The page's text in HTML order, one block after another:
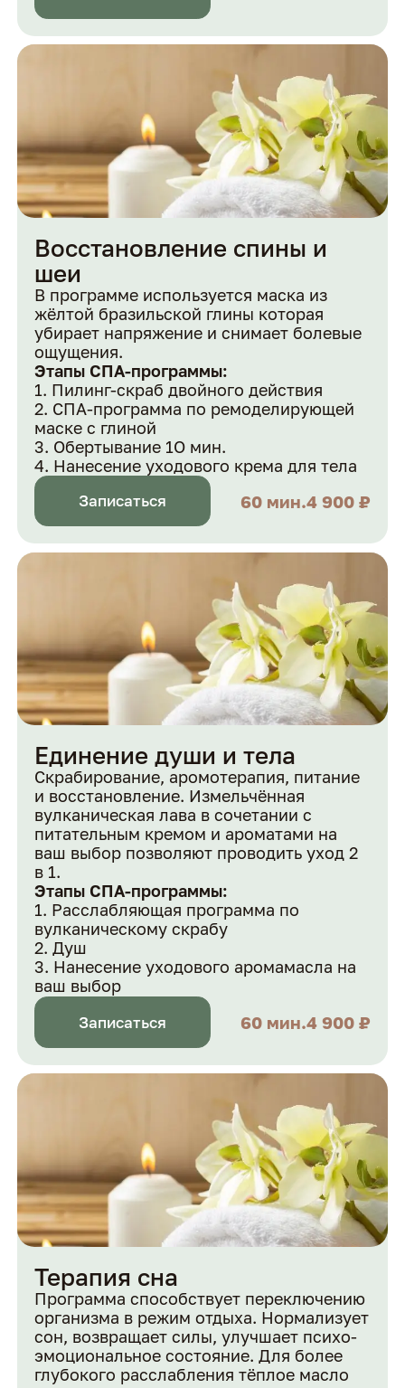
Восстановление спины и
шеи
В программе используется маска из
жёлтой бразильской глины которая
убирает напряжение и снимает болевые
ощущения.
Этапы СПА-программы:
Пилинг-скраб двойного действия
СПА-программа по ремоделирующей
маске с глиной
Обертывание 1О мин.
Нанесение уходового крема для тела
Записаться 60 мин.4 900 ₽
Единение души и тела
Скрабирование, аромотерапия, питание
и восстановление. Измельчённая
вулканическая лава в сочетании с
питательным кремом и ароматами на
ваш выбор позволяют проводить уход 2
в 1.
Этапы СПА-программы:
Расслабляющая программа по
вулканическому скрабу
Душ
Нанесение уходового аромамасла на
ваш выбор
Записаться 60 мин.4 900 ₽
Терапия сна
Программа способствует переключению
организма в режим отдыха. Нормализует
сон, возвращает силы, улучшает психо-
эмоциональное состояние. Для более
глубокого расслабления тёплое масло